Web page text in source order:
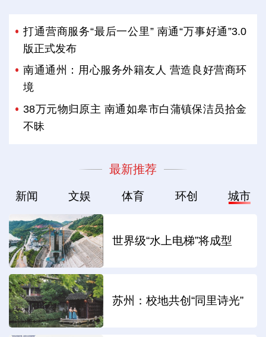
打通营商服务“最后一公里” 南通“万事好通”3.0
版正式发布
南通通州：用心服务外籍友人 营造良好营商环
境
38万元物归原主 南通如皋市白蒲镇保洁员拾金
不昧
最新推荐
新闻 文娱 体育 环创 城市
世界级“水上电梯”将成型
苏州：校地共创“同里诗光”